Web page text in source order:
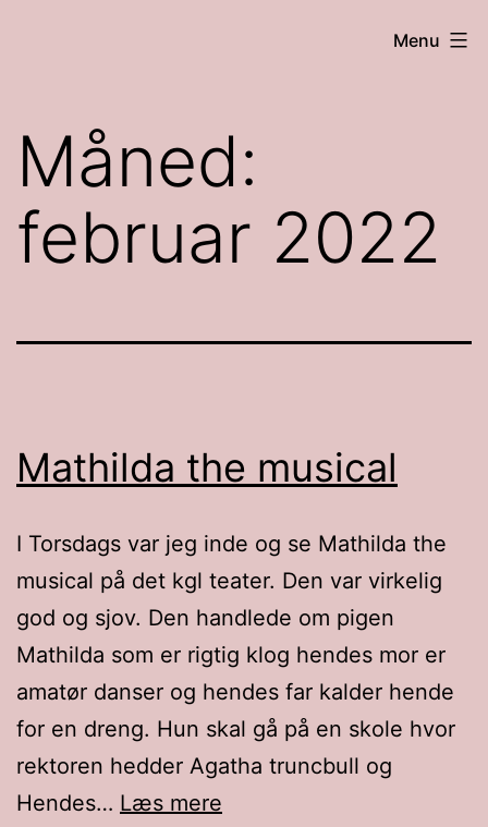
Menu
Måned:
februar 2022
Mathilda the musical
I Torsdags var jeg inde og se Mathilda the
musical på det kgl teater. Den var virkelig
god og sjov. Den handlede om pigen
Mathilda som er rigtig klog hendes mor er
amatør danser og hendes far kalder hende
for en dreng. Hun skal gå på en skole hvor
rektoren hedder Agatha truncbull og
Hendes… Læs mere